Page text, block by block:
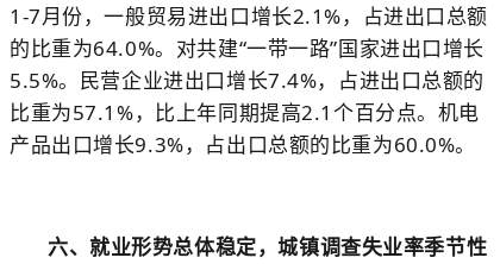
1-7月份，一般贸易进出口增长2.1%，占进出口总额
的比重为64.0%。对共建“一带一路”国家进出口增长
5.5%。民营企业进出口增长7.4%，占进出口总额的
比重为57.1%，比上年同期提高2.1 个百分点。机电
产品出口增长9.3%，占出口总额的比重为60.0%。
六、就业形势总体稳定，城镇调查失业率季节性